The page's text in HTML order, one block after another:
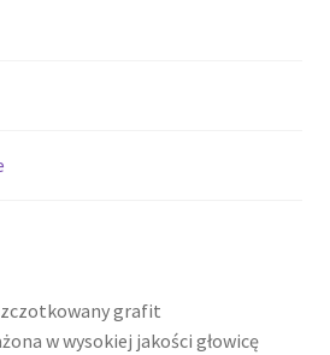
grafit
w wysokiej jakości głowicę